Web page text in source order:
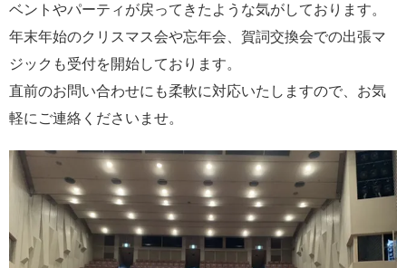
ベントやパーティが戻ってきたような気がしております。
年末年始のクリスマス会や忘年会、賀詞交換会での出張マ
ジックも受付を開始しております。
直前のお問い合わせにも柔軟に対応いたしますので、お気
軽にご連絡くださいませ。